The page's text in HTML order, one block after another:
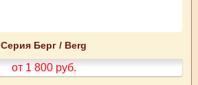
Серия Берг / Berg
от 1 800 руб.